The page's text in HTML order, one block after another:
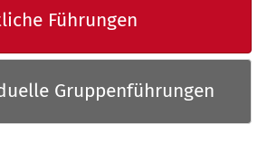
Führungen
Gruppenführungen